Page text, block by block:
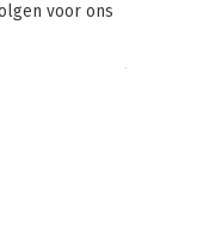
voor ons
bepaalt hoe je